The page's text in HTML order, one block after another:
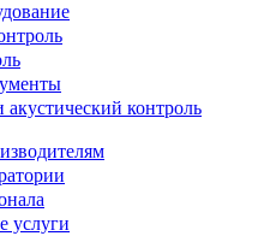
акустический контроль
услуги